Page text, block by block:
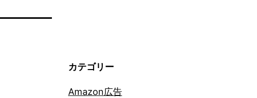
カテゴリー
Amazon広告